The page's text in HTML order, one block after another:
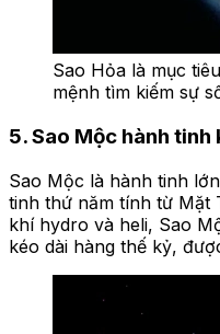
Sao Hỏa là mục
mệnh tìm kiếm sự
5. Sao Mộc hành tinh
Sao Mộc là hành tinh
tinh thứ năm tính từ Mặt
khí hydro và heli, Sao
kéo dài hàng thế kỷ,